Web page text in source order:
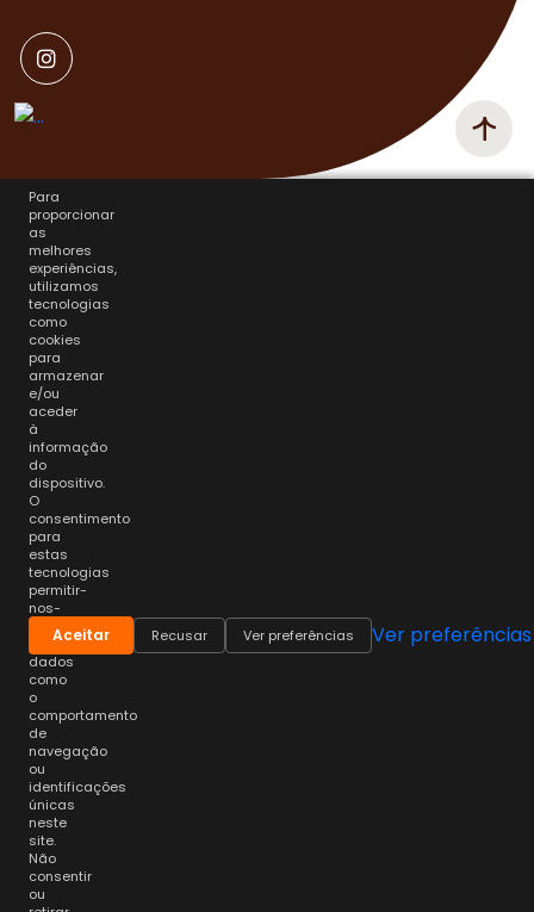
Para
proporcionar
as
melhores
experiências,
utilizamos
tecnologias
como
cookies
para
armazenar
e/ou
aceder
à
informação
do
dispositivo.
O
consentimento
para
estas
tecnologias
permitir-
nos-
á
processar
dados
como
o
comportamento
de
navegação
ou
identificações
únicas
neste
site.
Não
consentir
ou
Aceitar Recusar Ver preferências Ver preferências